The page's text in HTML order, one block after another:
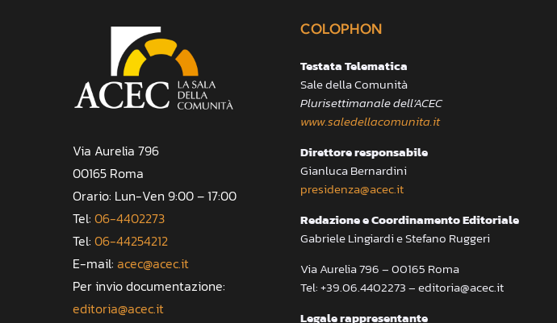
Via Aurelia 796
00165 Roma
Orario: Lun-Ven 9:00 – 17:00
Tel: 06-4402273
Tel: 06-44254212
E-mail: acec@acec.it
Per invio documentazione:
editoria@acec.it
COLOPHON
Testata Telematica
Sale della Comunità
Plurisettimanale dell’ACEC
www.saledellacomunita.it
Direttore responsabile
Gianluca Bernardini
presidenza@acec.it
Redazione e Coordinamento Editoriale
Gabriele Lingiardi e Stefano Ruggeri
Via Aurelia 796 – 00165 Roma
Tel: +39.06.4402273 – editoria@acec.it
Legale rappresentante